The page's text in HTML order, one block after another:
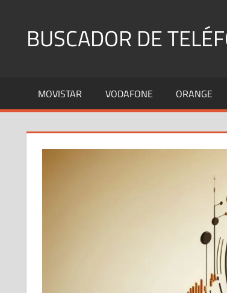
contenidoBUSCADOR DE
Fijos
y
MOVISTAR VODAFONE ORANGE